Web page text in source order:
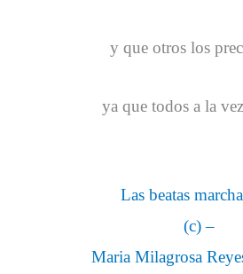
y que otros los
ya que todos a la
Las beatas
(c) –
Maria Milagrosa